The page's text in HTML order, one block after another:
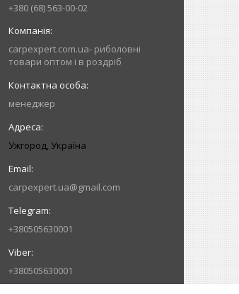
+380 (68) 563-00-02
carpexpert.com.ua- риболовні
товари оптом і в роздріб
менеджер
Ужгород, Україна
carpexpert.ua@gmail.com
+380505630001
+380505630001